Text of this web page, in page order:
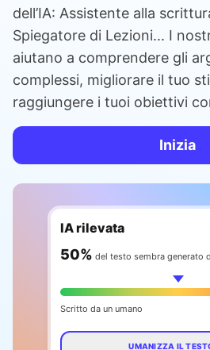
dell’IA: Assistente alla
Spiegatore di Lezioni... I
aiutano a comprendere gli
complessi, migliorare il tuo
raggiungere i tuoi obiettivi
Inizia
IA rilevata
58% del testo sembra generato
Scritto da un umano
UMANIZZA IL